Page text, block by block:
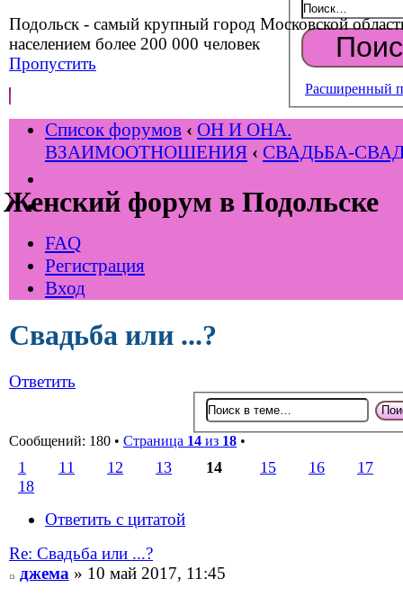
Подольск - самый крупный город Московской
населением более 200 000 человек
Пропустить
Женский форум в Подольске
Расширенный
Список форумов ‹ ОН И ОНА.
ВЗАИМООТНОШЕНИЯ ‹ СВАДЬБА-
FAQ
Регистрация
Вход
Свадьба или ...?
Ответить
Сообщений: 180 • Страница 14 из 18 •
1 11 12 13 14 15 16
17
18
Ответить с цитатой
Re: Свадьба или ...?
джема» 10 май 2017, 11:45